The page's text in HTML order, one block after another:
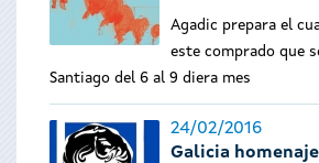
Agadic prepara el
este comprado que
Santiago del 6 al 9 diera mes
24/02/2016
Galicia